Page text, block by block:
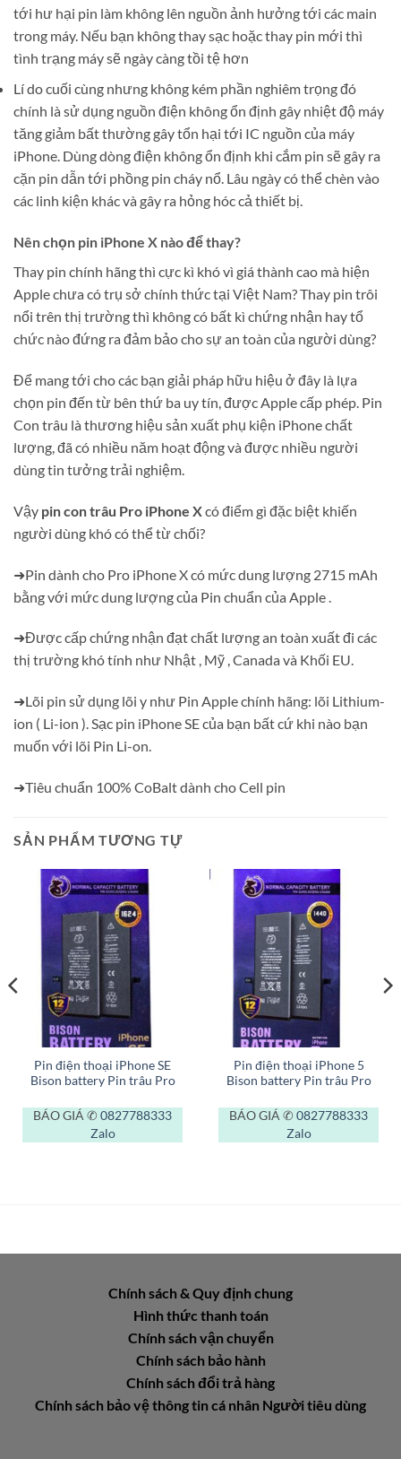
tới hư hại pin làm không lên nguồn ảnh hưởng tới các main
trong máy. Nếu bạn không thay sạc hoặc thay pin mới thì
tình trạng máy sẽ ngày càng tồi tệ hơn
Lí do cuối cùng nhưng không kém phần nghiêm trọng đó
chính là sử dụng nguồn điện không ổn định gây nhiệt độ máy
tăng giảm bất thường gây tổn hại tới IC nguồn của máy
iPhone. Dùng dòng điện không ổn định khi cắm pin sẽ gây ra
cặn pin dẫn tới phồng pin cháy nổ. Lâu ngày có thể chèn vào
các linh kiện khác và gây ra hỏng hóc cả thiết bị.
Nên chọn pin iPhone X nào để thay?
Thay pin chính hãng thì cực kì khó vì giá thành cao mà hiện
Apple chưa có trụ sở chính thức tại Việt Nam? Thay pin trôi
nổi trên thị trường thì không có bất kì chứng nhận hay tổ
chức nào đứng ra đảm bảo cho sự an toàn của người dùng?
Để mang tới cho các bạn giải pháp hữu hiệu ở đây là lựa
chọn pin đến từ bên thứ ba uy tín, được Apple cấp phép. Pin
Con trâu là thương hiệu sản xuất phụ kiện iPhone chất
lượng, đã có nhiều năm hoạt động và được nhiều người
dùng tin tưởng trải nghiệm.
Vậy pin con trâu Pro iPhone Xcó điểm gì đặc biệt khiến
người dùng khó có thể từ chối?
➜Pin dành cho Pro iPhone X có mức dung lượng 2715 mAh
bằng với mức dung lượng của Pin chuẩn của Apple .
➜Được cấp chứng nhận đạt chất lượng an toàn xuất đi các
thị trường khó tính như Nhật , Mỹ , Canada và Khối EU.
➜Lõi pin sử dụng lõi y như Pin Apple chính hãng: lõi Lithium-
ion ( Li-ion ). Sạc pin iPhone SE của bạn bất cứ khi nào bạn
muốn với lõi Pin Li-on.
➜Tiêu chuẩn 100% CoBalt dành cho Cell pin
SẢN PHẨM TƯƠNG TỰ
Pin điện thoại iPhone SE
Bison battery Pin trâu Pro
BÁO GIÁ ✆ 0827788333
Zalo
Pin điện thoại iPhone 5
Bison battery Pin trâu Pro
BÁO GIÁ ✆ 0827788333
Zalo
Chính sách & Quy định chung
Hình thức thanh toán
Chính sách vận chuyển
Chính sách bảo hành
Chính sách đổi trả hàng
Chính sách bảo vệ thông tin cá nhân Người tiêu dùng